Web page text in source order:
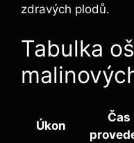
zdravých ‍plodů.
Tabulka​
Úkon
Čas